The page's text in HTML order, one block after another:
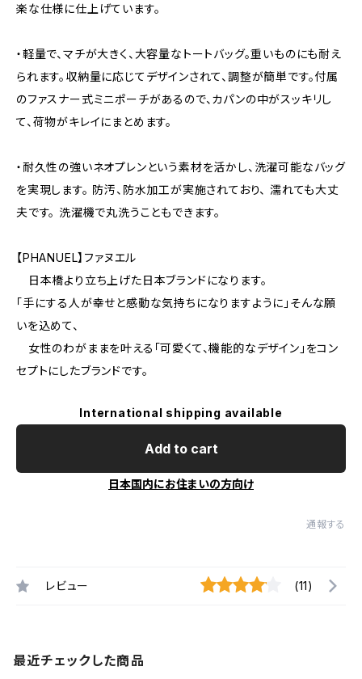
楽な仕様に仕上げています。
・軽量で、マチが大きく、大容量なトートバッグ。重いものにも耐え
られます。収納量に応じてデザインされて、調整が簡単です。付属
のファスナー式ミニポーチがあるので、カパンの中がスッキリし
て、荷物がキレイにまとめます。
・耐久性の強いネオプレンという素材を活かし、洗濯可能なバッグ
を実現します。 防汚、防水加工が実施されており、 濡れても大丈
夫です。 洗濯機で丸洗うこともできます。
【PHANUEL】ファヌエル
日本橋より立ち上げた日本ブランドになります。
「手にする人が幸せと感動な気持ちになりますように」そんな願
いを込めて、
女性のわがままを叶える「可愛くて、機能的なデザイン」をコン
セプトにしたブランドです。
International shipping available
Add to cart
日本国内にお住まいの方向け
通報する
レビュー (11)
最近チェックした商品